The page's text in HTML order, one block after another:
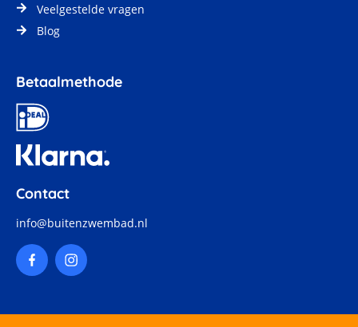
Veelgestelde vragen
Blog
Betaalmethode
Contact
info@buitenzwembad.nl